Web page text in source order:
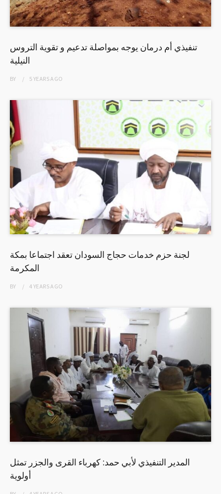
تنفيذي أم درمان يوجه بمواصلة تدعيم و تقوية التروس
النيلية
BY 5 YEARSAGO
لجنة حزم خدمات حجاج السودان تعقد اجتماعا بمكة
المكرمة
BY 4 YEARSAGO
المدير التنفيذي لأبي حمد: كهرباء القرى والجزر تمثل
أولوية